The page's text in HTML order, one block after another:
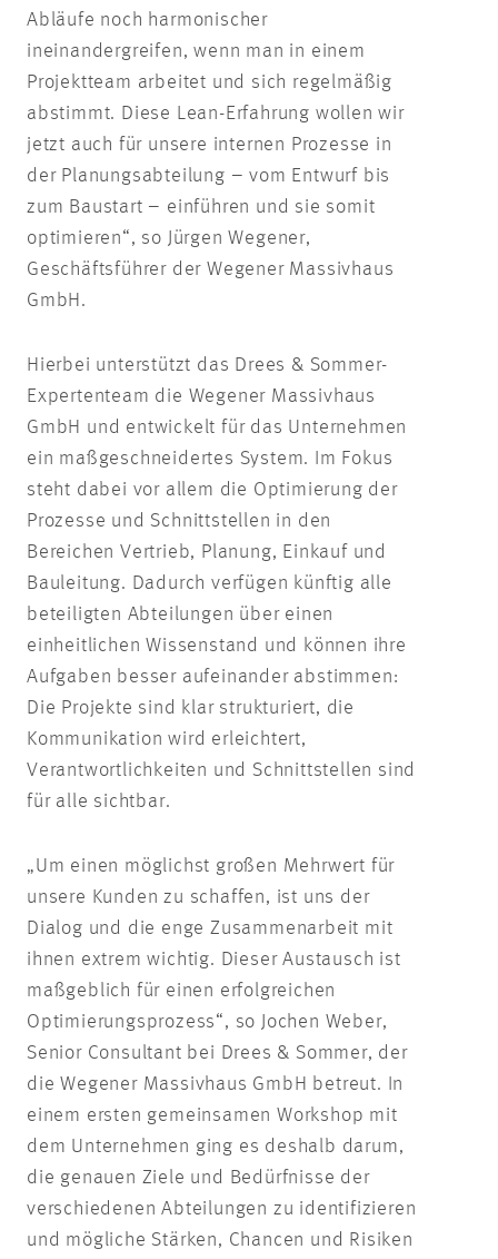
Abläufe noch harmonischer
ineinandergreifen, wenn man in einem
Projektteam arbeitet und sich regelmäßig
abstimmt. Diese Lean-Erfahrung wollen wir
jetzt auch für unsere internen Prozesse in
der Planungsabteilung – vom Entwurf bis
zum Baustart – einführen und sie somit
optimieren“, so Jürgen Wegener,
Geschäftsführer der Wegener Massivhaus
GmbH.
Hierbei unterstützt das Drees & Sommer-
Expertenteam die Wegener Massivhaus
GmbH und entwickelt für das Unternehmen
ein maßgeschneidertes System. Im Fokus
steht dabei vor allem die Optimierung der
Prozesse und Schnittstellen in den
Bereichen Vertrieb, Planung, Einkauf und
Bauleitung. Dadurch verfügen künftig alle
beteiligten Abteilungen über einen
einheitlichen Wissenstand und können ihre
Aufgaben besser aufeinander abstimmen:
Die Projekte sind klar strukturiert, die
Kommunikation wird erleichtert,
Verantwortlichkeiten und Schnittstellen sind
für alle sichtbar.
„Um einen möglichst großen Mehrwert für
unsere Kunden zu schaffen, ist uns der
Dialog und die enge Zusammenarbeit mit
ihnen extrem wichtig. Dieser Austausch ist
maßgeblich für einen erfolgreichen
Optimierungsprozess“, so Jochen Weber,
Senior Consultant bei Drees & Sommer, der
die Wegener Massivhaus GmbH betreut. In
einem ersten gemeinsamen Workshop mit
dem Unternehmen ging es deshalb darum,
die genauen Ziele und Bedürfnisse der
verschiedenen Abteilungen zu identifizieren
und mögliche Stärken, Chancen und Risiken